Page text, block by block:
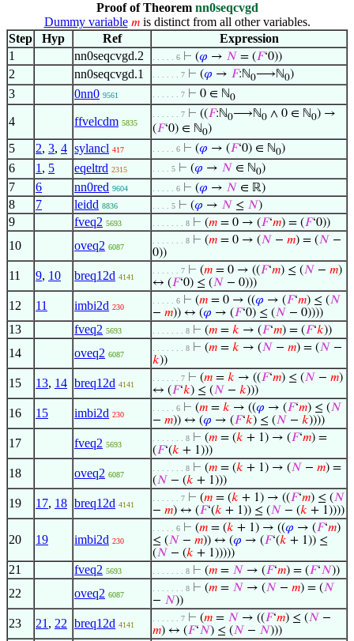
Proof of Theorem nn0seqcvgd
Dummy variable 𝑚is distinct from all other variables.
Step
Hyp Ref
Expression
1
nn0seqcvgd.2 . . . . . 6 ⊢ (𝜑 → 𝑁 = (𝐹‘0))
2 nn0seqcvgd.1 . . . . . . 7 ⊢ (𝜑 → 𝐹:ℕ0⟶ℕ0)
3 0nn0 9561 . . . . . . 7 ⊢ 0 ∈ ℕ0
4 ffvelcdm 5835
. . . . . . 7 ⊢ ((𝐹:ℕ0⟶ℕ0 ∧ 0 ∈ ℕ0) →
(𝐹‘0) ∈ ℕ0)
5 2, 3, 4 sylancl 417 . . . . . 6 ⊢ (𝜑 → (𝐹‘0) ∈ ℕ0)
6 1 , 5 eqeltrd 2315 . . . . 5 ⊢ (𝜑 → 𝑁 ∈ ℕ0)
7 6 nn0red 9604 . . . . . 6 ⊢ (𝜑 → 𝑁 ∈ ℝ)
8 7 leidd 8836 . . . . 5 ⊢ (𝜑 → 𝑁 ≤ 𝑁)
9 fveq2 5693 . . . . . . . 8 ⊢ (𝑚 = 0 → (𝐹‘𝑚) = (𝐹‘0))
10 oveq2 6087
. . . . . . . 8 ⊢ (𝑚 = 0 → (𝑁 − 𝑚) = (𝑁 −
0))
11 9, 10 breq12d 4141
. . . . . . 7 ⊢ (𝑚 = 0 → ((𝐹‘𝑚) ≤ (𝑁 − 𝑚)
↔ (𝐹‘0) ≤ (𝑁 − 0)))
12 11 imbi2d 230
. . . . . 6 ⊢ (𝑚 = 0 → ((𝜑 → (𝐹‘𝑚) ≤ (𝑁
− 𝑚)) ↔ (𝜑 → (𝐹‘0) ≤ (𝑁 − 0))))
13 fveq2 5693 . . . . . . . 8 ⊢ (𝑚 = 𝑘 → (𝐹‘𝑚) = (𝐹‘𝑘))
14 oveq2 6087
. . . . . . . 8 ⊢ (𝑚 = 𝑘 → (𝑁 − 𝑚) = (𝑁 −
𝑘))
15 13, 14 breq12d 4141
. . . . . . 7 ⊢ (𝑚 = 𝑘 → ((𝐹‘𝑚) ≤ (𝑁 − 𝑚)
↔ (𝐹‘𝑘) ≤ (𝑁 − 𝑘)))
16 15 imbi2d 230
. . . . . 6 ⊢ (𝑚 = 𝑘 → ((𝜑 → (𝐹‘𝑚) ≤ (𝑁
− 𝑚)) ↔ (𝜑 → (𝐹‘𝑘) ≤ (𝑁 − 𝑘))))
17 fveq2 5693
. . . . . . . 8 ⊢ (𝑚 = (𝑘 + 1) → (𝐹‘𝑚) =
(𝐹‘(𝑘 + 1)))
18 oveq2 6087
. . . . . . . 8 ⊢ (𝑚 = (𝑘 + 1) → (𝑁 − 𝑚) =
(𝑁 − (𝑘 + 1)))
19 17, 18 breq12d 4141
. . . . . . 7 ⊢ (𝑚 = (𝑘 + 1) → ((𝐹‘𝑚) ≤ (𝑁
− 𝑚) ↔ (𝐹‘(𝑘 + 1)) ≤ (𝑁 − (𝑘 + 1))))
20 19 imbi2d 230
. . . . . 6 ⊢ (𝑚 = (𝑘 + 1) → ((𝜑 → (𝐹‘𝑚)
≤ (𝑁 − 𝑚)) ↔ (𝜑 → (𝐹‘(𝑘 + 1)) ≤
(𝑁 − (𝑘 + 1)))))
21 fveq2 5693 . . . . . . . 8 ⊢ (𝑚 = 𝑁 → (𝐹‘𝑚) = (𝐹‘𝑁))
22 oveq2 6087
. . . . . . . 8 ⊢ (𝑚 = 𝑁 → (𝑁 − 𝑚) = (𝑁
− 𝑁))
23 21 , 22 breq12d 4141
. . . . . . 7 ⊢ (𝑚 = 𝑁 → ((𝐹‘𝑚) ≤ (𝑁 −
𝑚) ↔ (𝐹‘𝑁) ≤ (𝑁 − 𝑁)))